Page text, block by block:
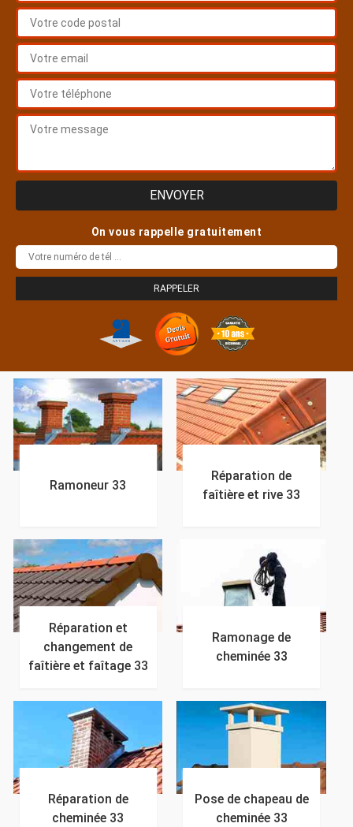
On vous rappelle gratuitement
Ramoneur 33
Réparation de
faîtière et rive 33
Réparation et
changement de
faîtière et faîtage 33
Ramonage de
cheminée 33
Réparation de
cheminée 33
Pose de chapeau de
cheminée 33